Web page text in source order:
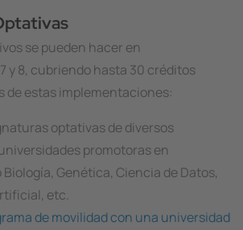
se pueden hacer en
y 8, cubriendo hasta 30 créditos
de estas implementaciones:
optativas de diversos
promotoras en
Genética, Ciencia de Datos,
etc.
de movilidad con una universidad